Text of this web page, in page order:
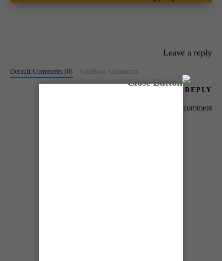
Leave a reply
Default Comments (0) Facebook Comments
LEAVE A REPLY
to post a comment.